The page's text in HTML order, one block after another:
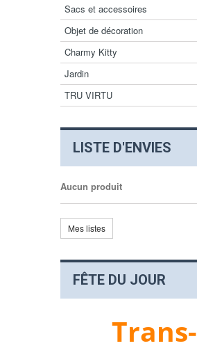
Sacs et accessoires
Objet de décoration
Charmy Kitty
Jardin
TRU VIRTU
LISTE D'ENVIES
Aucun produit
Mes listes
FÊTE DU JOUR
Trans-